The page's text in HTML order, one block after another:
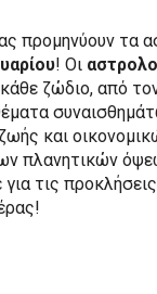
προμηνύουν τα
! Οι
κάθε ζώδιο, από
και
πλανητικών
τις